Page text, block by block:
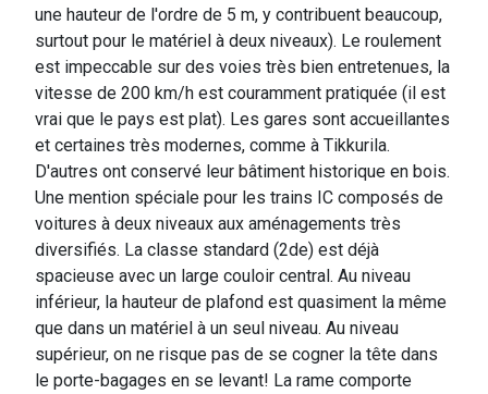
une hauteur de l'ordre de 5 m, y contribuent beaucoup,
surtout pour le matériel à deux niveaux). Le roulement
est impeccable sur des voies très bien entretenues, la
vitesse de 200 km/h est couramment pratiquée (il est
vrai que le pays est plat). Les gares sont accueillantes
et certaines très modernes, comme à Tikkurila.
D'autres ont conservé leur bâtiment historique en bois.
Une mention spéciale pour les trains IC composés de
voitures à deux niveaux aux aménagements très
diversifiés. La classe standard (2de) est déjà
spacieuse avec un large couloir central. Au niveau
inférieur, la hauteur de plafond est quasiment la même
que dans un matériel à un seul niveau. Au niveau
supérieur, on ne risque pas de se cogner la tête dans
le porte-bagages en se levant! La rame comporte